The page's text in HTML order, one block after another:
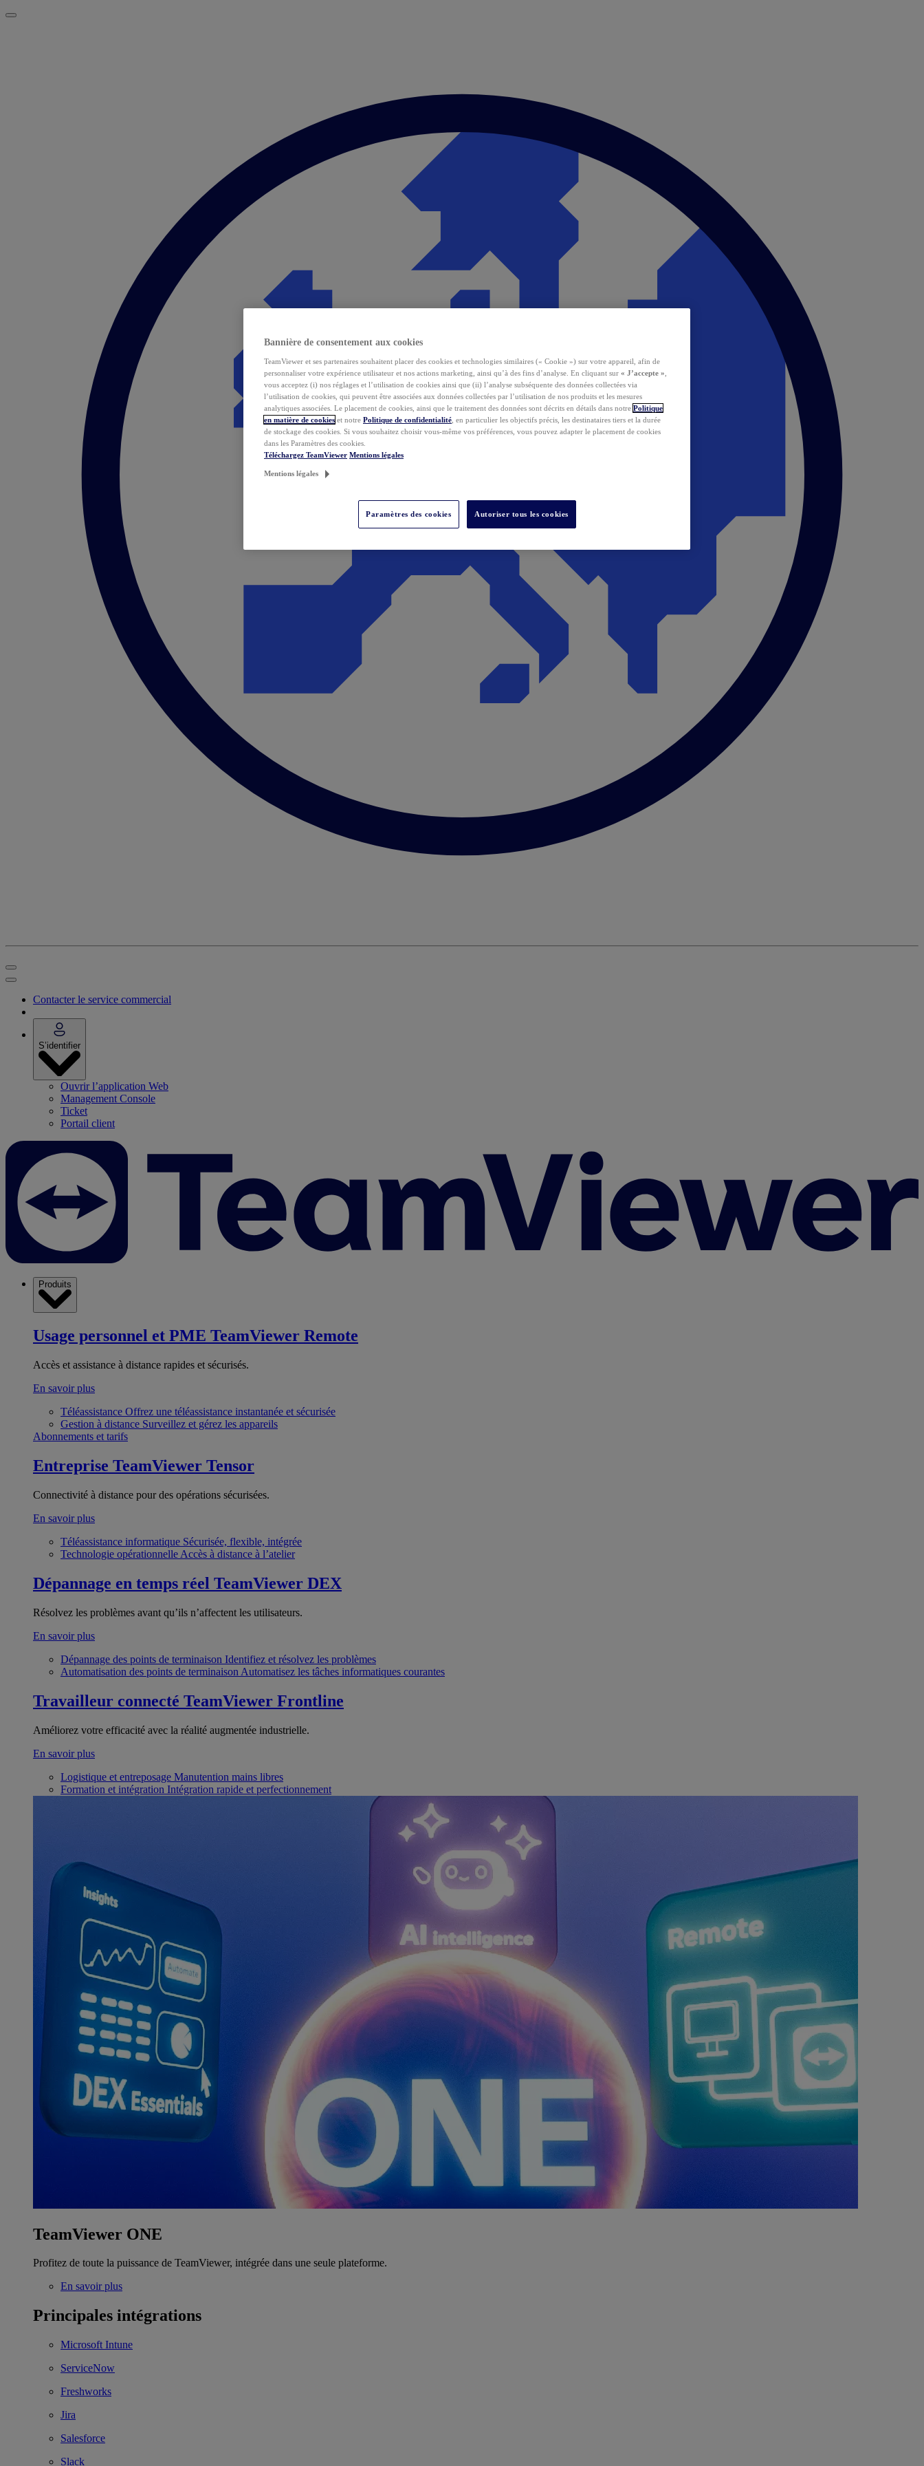
Contacter le service commercial
S’identifier
Ouvrir l’application Web
Management Console
Ticket
Portail client
Produits
Usage personnel et PME TeamViewer Remote
Accès et assistance à distance rapides et sécurisés.
En savoir plus
Téléassistance Offrez une téléassistance instantanée et sécurisée
Gestion à distance Surveillez et gérez les appareils
Abonnements et tarifs
Entreprise TeamViewer Tensor
Connectivité à distance pour des opérations sécurisées.
En savoir plus
Téléassistance informatique Sécurisée, flexible, intégrée
Technologie opérationnelle Accès à distance à l’atelier
Dépannage en temps réel TeamViewer DEX
Résolvez les problèmes avant qu’ils n’affectent les utilisateurs.
En savoir plus
Dépannage des points de terminaison Identifiez et résolvez les problèmes
Automatisation des points de terminaison Automatisez les tâches informatiques courantes
Travailleur connecté TeamViewer Frontline
Améliorez votre efficacité avec la réalité augmentée industrielle.
En savoir plus
Logistique et entreposage Manutention mains libres
Formation et intégration Intégration rapide et perfectionnement
TeamViewer ONE
Profitez de toute la puissance de TeamViewer, intégrée dans une seule plateforme.
En savoir plus
Principales intégrations
Microsoft Intune
ServiceNow
Freshworks
Jira
Salesforce
Slack
Bannière de consentement aux cookies
TeamViewer et ses partenaires souhaitent placer des cookies et technologies similaires (« Cookie ») sur votre appareil, afin de
personnaliser votre expérience utilisateur et nos actions marketing, ainsi qu’à des fins d’analyse. En cliquant sur « J’accepte »
vous acceptez (i) nos réglages et l’utilisation de cookies ainsi que (ii) l’analyse subséquente des données collectées via
l’utilisation de cookies, qui peuvent être associées aux données collectées par l’utilisation de nos produits et les mesures
analytiques associées. Le placement de cookies, ainsi que le traitement des données sont décrits en détails dans notre Politique
en matière de cookies et notre Politique de confidentialité , en particulier les objectifs précis, les destinataires tiers et la durée
de stockage des cookies. Si vous souhaitez choisir vous-même vos préférences, vous pouvez adapter le placement de cookies
dans les Paramètres des cookies.
Téléchargez TeamViewer Mentions légales
Mentions légales
Paramètres des cookies Autoriser tous les cookies